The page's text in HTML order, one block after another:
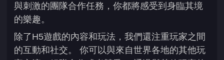
與刺激的團隊合作任務，你都將感受到身臨其境
的樂趣。
除了H5遊戲的內容和玩法，我們還注重玩家之間
的互動和社交。 你可以與來自世界各地的其他玩